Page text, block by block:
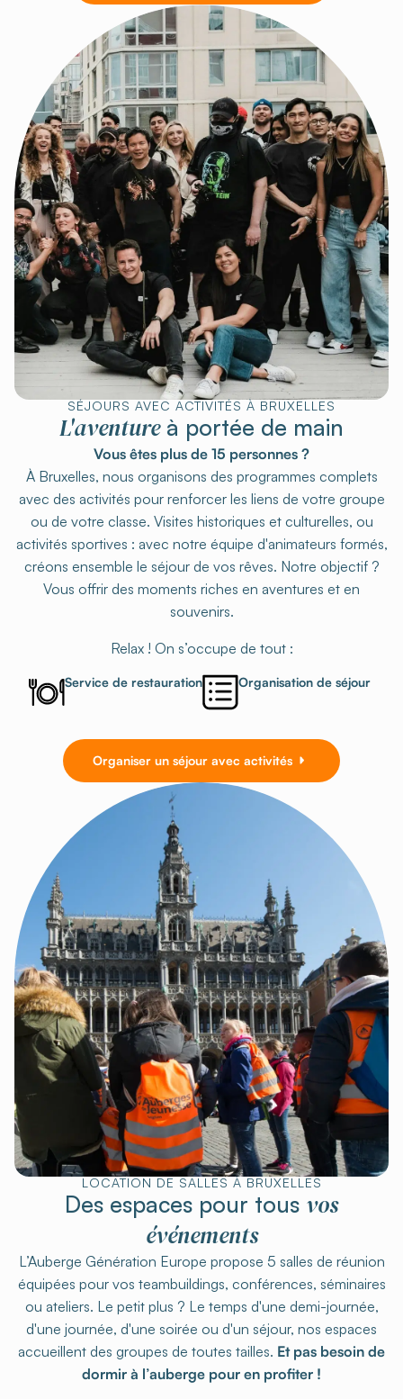
SÉJOURS AVEC ACTIVITÉS À BRUXELLES
L'aventureà portée de main
Vous êtes plus de 15 personnes ?
À Bruxelles, nous organisons des programmes complets
avec des activités pour renforcer les liens de votre groupe
ou de votre classe. Visites historiques et culturelles, ou
activités sportives : avec notre équipe d'animateurs formés,
créons ensemble le séjour de vos rêves. Notre objectif ?
Vous offrir des moments riches en aventures et en
souvenirs.
Relax ! On s’occupe de tout :
Service de restauration Organisation de séjour
Organiser un séjour avec activités
LOCATION DE SALLES À BRUXELLES
Des espaces pour tous vos
événements
L’Auberge Génération Europe propose 5 salles de réunion
équipées pour vos teambuildings, conférences, séminaires
ou ateliers. Le petit plus ? Le temps d'une demi-journée,
d'une journée, d'une soirée ou d'un séjour, nos espaces
accueillent des groupes de toutes tailles. Et pas besoin de
dormir à l’auberge pour en profiter !